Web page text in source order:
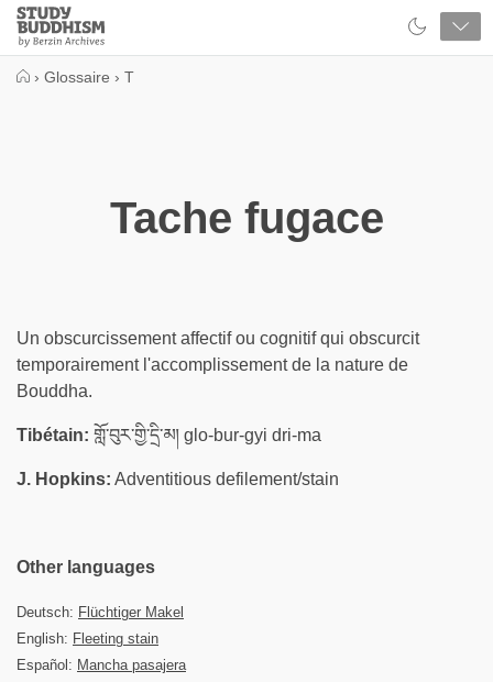
Close
Study
Buddhism
› Glossaire › T
Tache fugace
Un obscurcissement affectif ou cognitif qui obscurcit
temporairement l'accomplissement de la nature de
Bouddha.
Tibétain: གློ་བུར་གྱི་དྲི་མ། glo-bur-gyi dri-ma
J. Hopkins: Adventitious defilement/stain
Other languages
Deutsch: Flüchtiger Makel
English: Fleeting stain
Español: Mancha pasajera